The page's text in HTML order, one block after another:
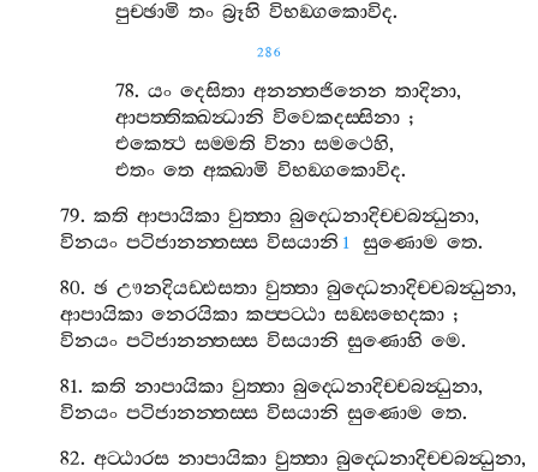
පුච‍්ඡාමි තං බ්‍රූහි විභඞ‍්ගකොවිද.
286
78. යං දෙසිතා අනන‍්තජිනෙන තාදිනා,
ආපත‍්තික‍්ඛන්‍ධානි විවෙකදස‍්සිනා ;
එකෙත්‍ථ සම‍්මති විනා සමථෙහි,
එතං තෙ අක‍්ඛාමි විභඞ‍්ගකොවිද.
79.කති ආපායිකා වුත‍්තා බුද‍්ධෙනාදිච‍්චබන්‍ධුනා,
විනයං පටිජානන‍්තස‍්ස විසයානි 1 සුණොම තෙ.
80.ඡ ඌනදියඩ‍්ඪසතා වුත‍්තා බුද‍්ධෙනාදිච‍්චබන්‍ධුනා,
ආපායිකා නෙරයිකා කප‍්පට‍්ඨා සඞ‍්ඝභෙදකා ;
විනයං පටිජානන‍්තස‍්ස විසයානි සුණොහි මෙ.
81.කති නාපායිකා වුත‍්තා බුද‍්ධෙනාදිච‍්චබන්‍ධුනා,
විනයං පටිජානන‍්තස‍්ස විසයානි සුණොම තෙ.
82.අට‍්ඨාරස නාපායිකා වුත‍්තා බුද‍්ධෙනාදිච‍්චබන්‍ධුනා,